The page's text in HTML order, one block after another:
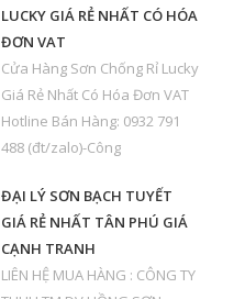
LUCKY GIÁ RẺ NHẤT CÓ HÓA
ĐƠN VAT
Cửa Hàng Sơn Chống Rỉ Lucky
Giá Rẻ Nhất Có Hóa Đơn VAT
Hotline Bán Hàng: 0932 791
488 (đt/zalo)-Công
ĐẠI LÝ SƠN BẠCH TUYẾT
GIÁ RẺ NHẤT TÂN PHÚ GIÁ
CẠNH TRANH
LIÊN HỆ MUA HÀNG : CÔNG TY